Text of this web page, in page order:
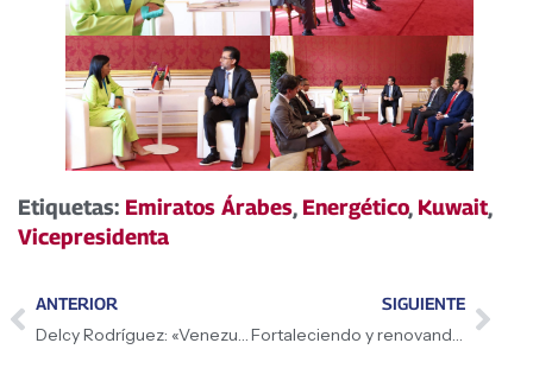
Etiquetas: Emiratos Árabes, Energético, Kuwait,
Vicepresidenta
ANTERIOR
Delcy Rodríguez: «Venezuela no puede estar excluida de la fórmula energética mundial»
SIGUIENTE
Fortaleciendo y renovando el sistema público nacional de salud